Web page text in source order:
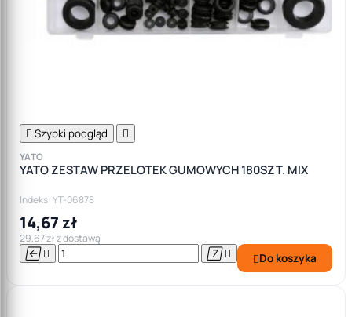
 Szybki podgląd 
YATO
YATO ZESTAW PRZELOTEK GUMOWYCH 180SZT. MIX
Indeks: YT-06878
14,67 zł
29,67 zł z dostawą
    Do koszyka